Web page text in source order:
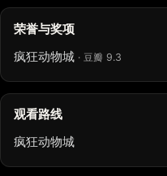
荣誉与奖项
疯狂动物城 · 豆瓣 9.3
观看路线
疯狂动物城